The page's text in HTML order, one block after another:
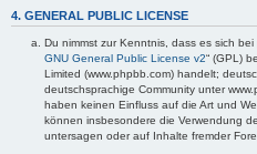
4. GENERAL PUBLIC LICENSE
Du nimmst zur Kenntnis, dass es sich bei
GNU General Public License v2“ (GPL)
Limited (www.phpbb.com) handelt;
deutschsprachige Community unter
haben keinen Einfluss auf die Art und
können insbesondere die Verwendung
untersagen oder auf Inhalte fremder